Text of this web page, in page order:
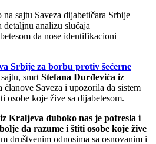
na sajtu Saveza dijabetičara Srbije
analizu slučaja
da nose identifikacioni
Srbije za borbu protiv šećerne
smrt Stefana Đurđevića iz
članove Saveza i upozorila da sistem
osobe koje žive sa dijabetesom.
Kraljeva duboko nas je potresla i
da razume i štiti osobe koje žive
društvenim odnosima sa osnovanim i